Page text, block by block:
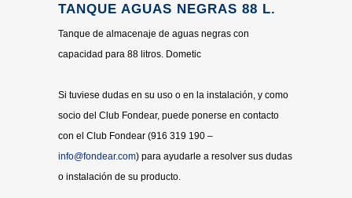
TANQUE AGUAS NEGRAS 88 L.
Tanque de almacenaje de aguas negras con
capacidad para 88 litros. Dometic
Si tuviese dudas en su uso o en la instalación, y como
socio del Club Fondear, puede ponerse en contacto
con el Club Fondear (916 319 190 –
info@fondear.com) para ayudarle a resolver sus dudas
o instalación de su producto.